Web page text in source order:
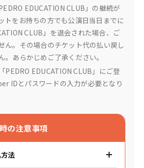
EDUCATION CLUB」の継続が
トをお持ちの方でも公演日当日までに
CLUB」を退会された場合、ご
ん。その場合のチケット代の払い戻し
。あらかじめご了承ください。
PEDRO EDUCATION CLUB」にご登
IDとパスワードの入力が必要となり
の注意事項
法